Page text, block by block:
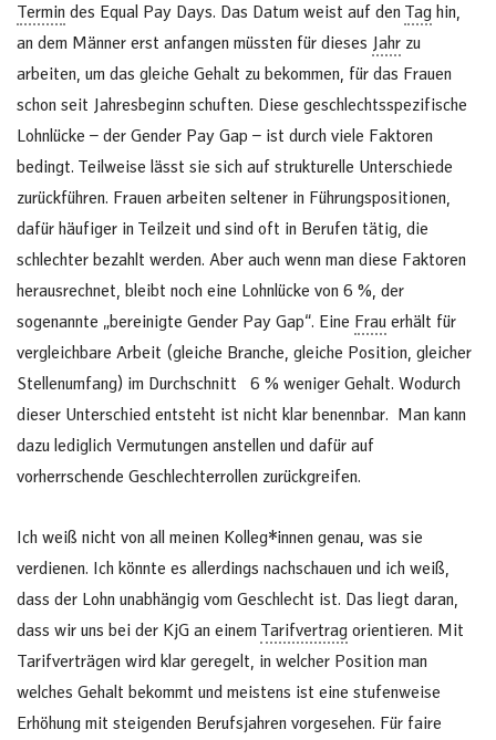
Termin des Equal Pay Days. Das Datum weist auf den Tag hin,
an dem Männer erst anfangen müssten für dieses Jahr zu
arbeiten, um das gleiche Gehalt zu bekommen, für das Frauen
schon seit Jahresbeginn schuften. Diese geschlechtsspezifische
Lohnlücke – der Gender Pay Gap – ist durch viele Faktoren
bedingt. Teilweise lässt sie sich auf strukturelle Unterschiede
zurückführen. Frauen arbeiten seltener in Führungspositionen,
dafür häufiger in Teilzeit und sind oft in Berufen tätig, die
schlechter bezahlt werden. Aber auch wenn man diese Faktoren
herausrechnet, bleibt noch eine Lohnlücke von 6 %, der
sogenannte „bereinigte Gender Pay Gap“. Eine Frau erhält für
vergleichbare Arbeit (gleiche Branche, gleiche Position, gleicher
Stellenumfang) im Durchschnitt 6 % weniger Gehalt. Wodurch
dieser Unterschied entsteht ist nicht klar benennbar. Man kann
dazu lediglich Vermutungen anstellen und dafür auf
vorherrschende Geschlechterrollen zurückgreifen.
Ich weiß nicht von all meinen Kolleg*innen genau, was sie
verdienen. Ich könnte es allerdings nachschauen und ich weiß,
dass der Lohn unabhängig vom Geschlecht ist. Das liegt daran,
dass wir uns bei der KjG an einem Tarifvertrag orientieren. Mit
Tarifverträgen wird klar geregelt, in welcher Position man
welches Gehalt bekommt und meistens ist eine stufenweise
Erhöhung mit steigenden Berufsjahren vorgesehen. Für faire